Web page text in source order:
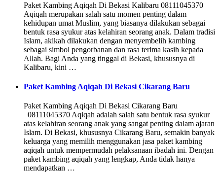
Paket Kambing Aqiqah Di Bekasi Kalibaru 08111045370
Aqiqah merupakan salah satu momen penting dalam
kehidupan umat Muslim, yang biasanya dilakukan sebagai
bentuk rasa syukur atas kelahiran seorang anak. Dalam tradisi
Islam, akikah dilakukan dengan menyembelih kambing
sebagai simbol pengorbanan dan rasa terima kasih kepada
Allah. Bagi Anda yang tinggal di Bekasi, khususnya di
Kalibaru, kini …
Paket Kambing Aqiqah Di Bekasi Cikarang Baru
Paket Kambing Aqiqah Di Bekasi Cikarang Baru
08111045370 Aqiqah adalah salah satu bentuk rasa syukur
atas kelahiran seorang anak yang sangat penting dalam ajaran
Islam. Di Bekasi, khususnya Cikarang Baru, semakin banyak
keluarga yang memilih menggunakan jasa paket kambing
aqiqah untuk mempermudah pelaksanaan ibadah ini. Dengan
paket kambing aqiqah yang lengkap, Anda tidak hanya
mendapatkan …